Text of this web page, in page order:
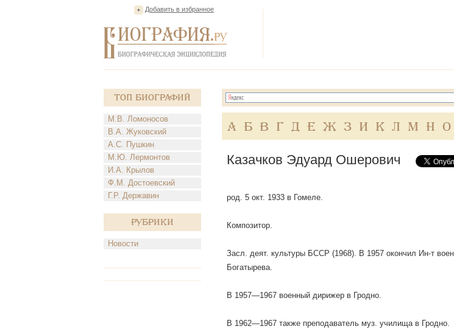
Добавить в избранное
Топ Биографий
М.В. Ломоносов
В.А. Жуковский
А.С. Пушкин
М.Ю. Лермонтов
И.А. Крылов
Ф.М. Достоевский
Г.Р. Державин
Рубрики
Новости
А Б В Г Д Е Ж З И К Л М Н О
Казачков Эдуард Ошерович
род. 5 окт. 1933 в Гомеле.
Композитор.
Засл. деят. культуры БССР (1968). В 1957 окончил Ин-т
Богатырева.
В 1957—1967 военный дирижер в Гродно.
В 1962—1967 также преподаватель муз. училища в Гродно.